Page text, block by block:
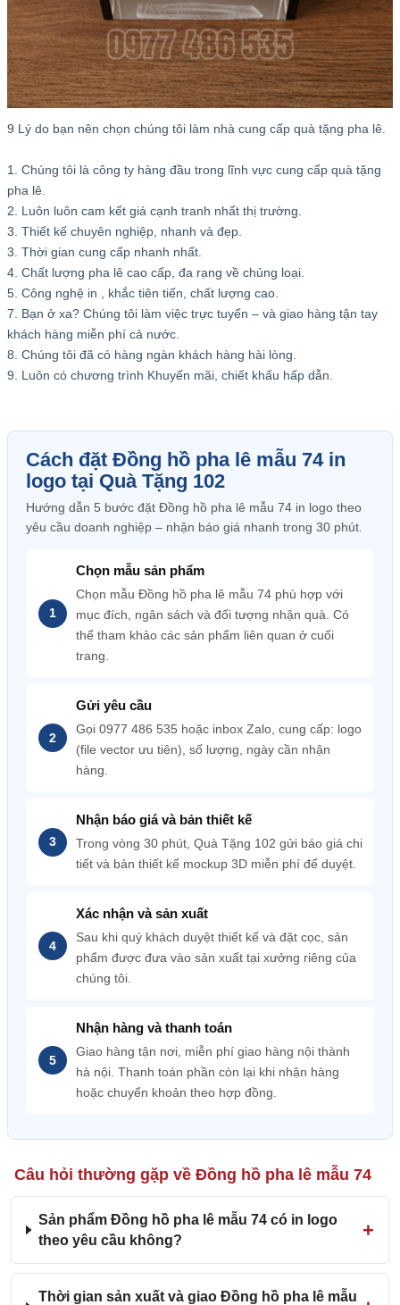
9 Lý do bạn nên chọn chúng tôi làm nhà cung cấp quà tặng pha lê.
1. Chúng tôi là công ty hàng đầu trong lĩnh vực cung cấp quà tặng
pha lê.
2. Luôn luôn cam kết giá cạnh tranh nhất thị trường.
3. Thiết kế chuyên nghiệp, nhanh và đẹp.
3. Thời gian cung cấp nhanh nhất.
4. Chất lượng pha lê cao cấp, đa rạng về chủng loại.
5. Công nghệ in , khắc tiên tiến, chất lượng cao.
7. Bạn ở xa? Chúng tôi làm việc trực tuyến – và giao hàng tận tay
khách hàng miễn phí cả nước.
8. Chúng tôi đã có hàng ngàn khách hàng hài lòng.
9. Luôn có chương trình Khuyến mãi, chiết khấu hấp dẫn.
Cách đặt Đồng hồ pha lê mẫu 74 in
logo tại Quà Tặng 102
Hướng dẫn 5 bước đặt Đồng hồ pha lê mẫu 74 in logo theo
yêu cầu doanh nghiệp – nhận báo giá nhanh trong 30 phút.
Chọn mẫu sản phẩm
Chọn mẫu Đồng hồ pha lê mẫu 74 phù hợp với
mục đích, ngân sách và đối tượng nhận quà. Có
thể tham khảo các sản phẩm liên quan ở cuối
trang.
Gửi yêu cầu
Gọi 0977 486 535 hoặc inbox Zalo, cung cấp: logo
(file vector ưu tiên), số lượng, ngày cần nhận
hàng.
Nhận báo giá và bản thiết kế
Trong vòng 30 phút, Quà Tặng 102 gửi báo giá chi
tiết và bản thiết kế mockup 3D miễn phí để duyệt.
Xác nhận và sản xuất
Sau khi quý khách duyệt thiết kế và đặt cọc, sản
phẩm được đưa vào sản xuất tại xưởng riêng của
chúng tôi.
Nhận hàng và thanh toán
Giao hàng tận nơi, miễn phí giao hàng nội thành
hà nội. Thanh toán phần còn lại khi nhận hàng
hoặc chuyển khoản theo hợp đồng.
Câu hỏi thường gặp về Đồng hồ pha lê mẫu 74
Sản phẩm Đồng hồ pha lê mẫu 74 có in logo
theo yêu cầu không?
Thời gian sản xuất và giao Đồng hồ pha lê mẫu